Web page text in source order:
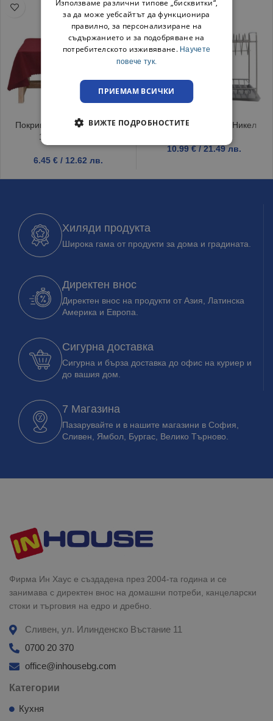
Покривка за маса Тринити
120/150 Бордо
6.45 € / 12.62 лв.
Сушилник за чинии Никел
10.99€ / 21.49 лв.
Хиляди продукта
Широка гама от продукти за дома и градината.
Директен внос
Директен внос на продукти от Азия, Латинска
Америка и Европа.
Сигурна доставка
Сигурна и бърза доставка до офис на куриер и
до вашия дом.
7 Магазина
Пазарувайте и в нашите магазини в София,
Сливен, Ямбол, Бургас, Велико Търново.
Фирма Ин Хаус е създадена през 2004-та година и се
занимава с директен внос на домашни потреби, канцеларски
стоки и търговия на едро и дребно.
Сливен, ул. Илинденско Въстание 11
0700 20 370
office@inhousebg.com
Категории
Кухня
Използваме различни типове „бисквитки“,
за да може уебсайтът да функционира
правилно, за персонализиране на
съдържанието и за подобряване на
потребителското изживяване. Научете
повече тук.
ПРИЕМАМ ВСИЧКИ
ВИЖТЕ ПОДРОБНОСТИТЕ